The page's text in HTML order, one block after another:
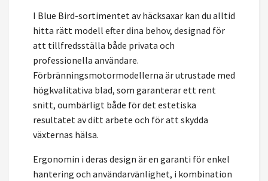
I Blue Bird-sortimentet av häcksaxar kan du alltid
hitta rätt modell efter dina behov, designad för
att tillfredsställa både privata och
professionella användare.
Förbränningsmotormodellerna är utrustade med
högkvalitativa blad, som garanterar ett rent
snitt, oumbärligt både för det estetiska
resultatet av ditt arbete och för att skydda
växternas hälsa.
Ergonomin i deras design är en garanti för enkel
hantering och användarvänlighet, i kombination